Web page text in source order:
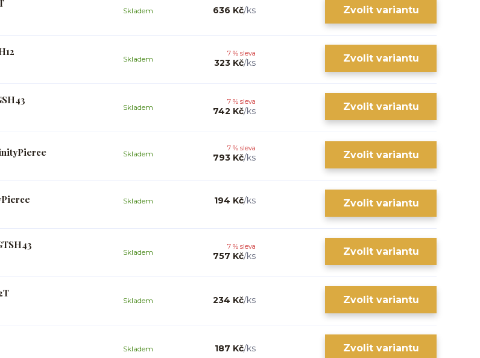
636 Kč/ks
Skladem Zvolit variantu
7 % sleva
323 Kč/ks
Skladem Zvolit variantu
7 % sleva
742 Kč/ks
Skladem Zvolit variantu
7 % sleva
793 Kč/ks
Skladem Zvolit variantu
194 Kč/ks
Skladem Zvolit variantu
7 % sleva
757 Kč/ks
Skladem Zvolit variantu
234 Kč/ks
Skladem Zvolit variantu
187 Kč/ks
Skladem Zvolit variantu